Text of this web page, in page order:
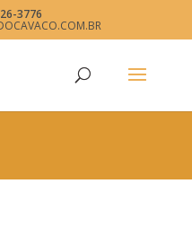
3776
View